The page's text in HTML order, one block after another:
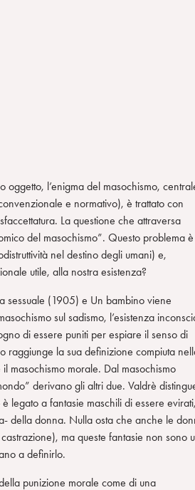
l’enigma del masochismo,
e normativo), è trattato con
La questione che attraversa
del masochismo”. Questo problema è
nel destino degli umani) e,
utile, alla nostra esistenza?
sessuale (1905) e Un bambino viene
sul sadismo, l’esistenza
di essere puniti per espiare il senso di
raggiunge la sua definizione compiuta
masochismo morale. Dal masochismo
derivano gli altri due. Valdrè
legato a fantasie maschili di essere evirati,
della donna. Nulla osta che anche le
ma queste fantasie non sono
a definirlo.
punizione morale come di una